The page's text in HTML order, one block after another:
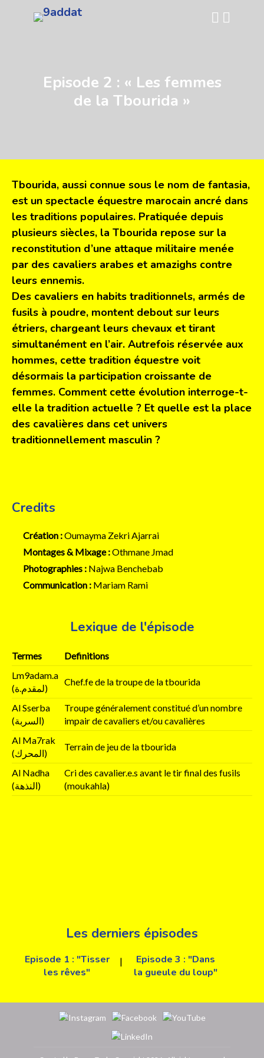
Episode 2 : « Les femmes
de la Tbourida »
Tbourida, aussi connue sous le nom de fantasia,
est un spectacle équestre marocain ancré dans
les traditions populaires. Pratiquée depuis
plusieurs siècles, la Tbourida repose sur la
reconstitution d’une attaque militaire menée
par des cavaliers arabes et amazighs contre
leurs ennemis.
Des cavaliers en habits traditionnels, armés de
fusils à poudre, montent debout sur leurs
étriers, chargeant leurs chevaux et tirant
simultanément en l’air. Autrefois réservée aux
hommes, cette tradition équestre voit
désormais la participation croissante de
femmes. Comment cette évolution interroge-t-
elle la tradition actuelle ? Et quelle est la place
des cavalières dans cet univers
traditionnellement masculin ?
Lexique de l'épisode
Termes
Definitions
Lm9adam.a
(لمقدم.ة)
Chef.fe de la troupe de la tbourida
Al Sserba
(السربة)
Troupe généralement constitué d’un nombre
impair de cavaliers et/ou cavalières
Al Ma7rak
(المحرك)
Terrain de jeu de la tbourida
Al Nadha
(النذهة)
Cri des cavalier.e.s avant le tir final des fusils
(moukahla)
Credits
Création :Oumayma Zekri Ajarrai
Montages & Mixage :Othmane Jmad
Photographies : Najwa Benchebab
Communication : Mariam Rami
Les derniers épisodes
Episode 1 : "Tisser
les rêves"
|
Episode 3 : "Dans
la gueule du loup"